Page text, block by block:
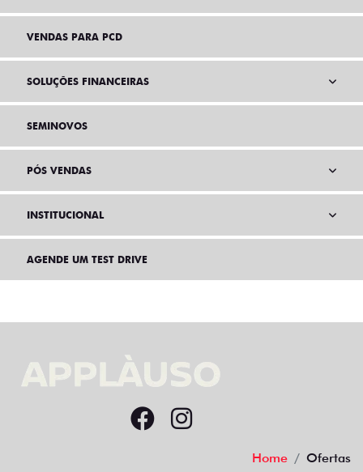
VENDAS PARA PCD
SOLUÇÕES FINANCEIRAS
SEMINOVOS
PÓS VENDAS
INSTITUCIONAL
AGENDE UM TEST DRIVE
Home Ofertas